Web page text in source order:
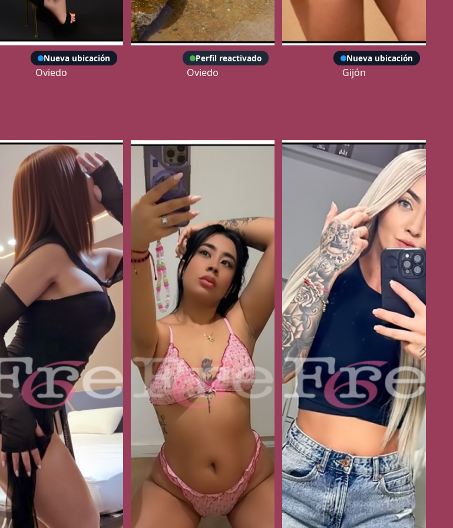
Nueva ubicación
Elsa
Oviedo
Perfil reactivado
Eva
Oviedo
Nueva ubicación
Sara
Gijón